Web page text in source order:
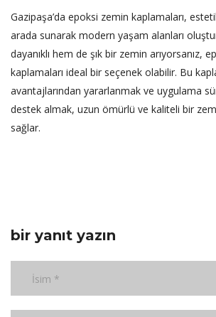
Gazipaşa’da epoksi zemin kaplamaları,
arada sunarak modern yaşam alanları
dayanıklı hem de şık bir zemin arıyorsanız,
kaplamaları ideal bir seçenek olabilir. Bu
avantajlarından yararlanmak ve uygulama
destek almak, uzun ömürlü ve kaliteli bir
sağlar.
bir yanıt yazın